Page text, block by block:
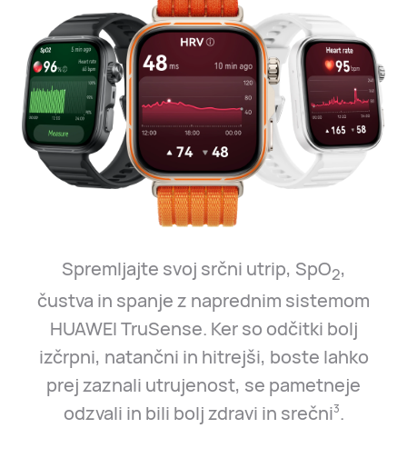
Spremljajte svoj srčni utrip, SpO2,
čustva in spanje z naprednim sistemom
HUAWEI TruSense. Ker so odčitki bolj
izčrpni, natančni in hitrejši, boste lahko
prej zaznali utrujenost, se pametneje
odzvali in bili bolj zdravi in srečni⁠3.